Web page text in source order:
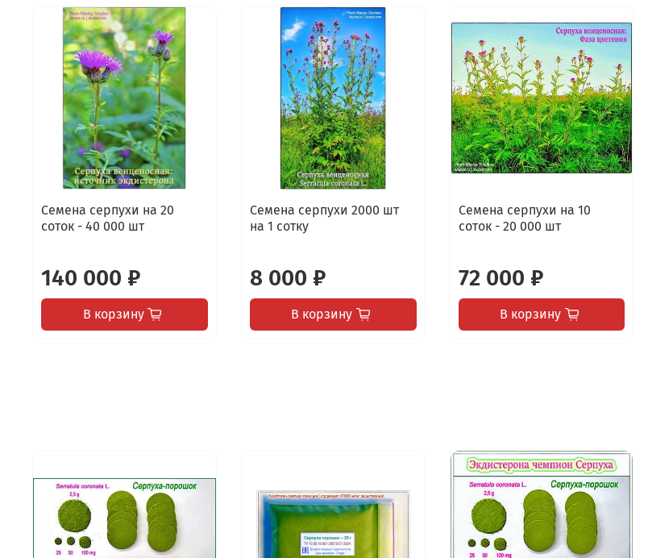
Семена серпухи на 20
соток - 40 000 шт
140 000 ₽
В корзину
Семена серпухи 2000 шт
на 1 сотку
8 000 ₽
В корзину
Семена серпухи на 10
соток - 20 000 шт
72 000 ₽
В корзину